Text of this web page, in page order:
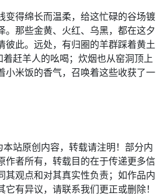
变得绵长而温柔，给这忙碌的谷场镀
。那些金黄、火红、乌黑，都在这夕
彼此。远处，有归圈的羊群踩着黄土
着赶羊人的吆喝；炊烟也从窑洞顶上
小米饭的香气，召唤着这些收获了一
本站原创内容，转载请注明！部分内
作者所有，转载目的在于传递更多信
其观点和对其真实性负责；如作品内
有异议，请联系我们更正或删除！